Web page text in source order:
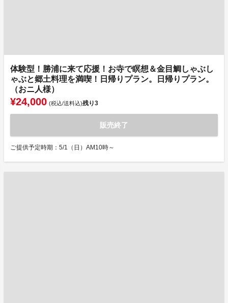
体験型！勝浦に来て応援！お寺で瞑想＆金目鯛しゃぶし
ゃぶと郷土料理を満喫！日帰りプラン。日帰りプラン。
（おニ人様）
¥24,000 (税込/送料込)残り3
販売終了
ご提供予定時期：5/1（日）AM10時～